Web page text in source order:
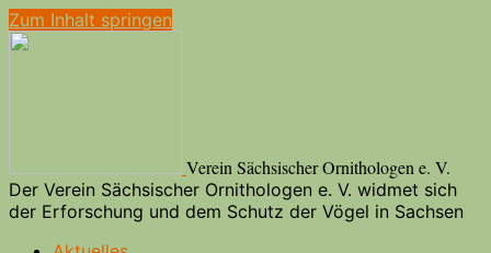
Zum Inhalt springen
Verein Sächsischer Ornithologen e. V.
Der Verein Sächsischer Ornithologen e. V. widmet sich
der Erforschung und dem Schutz der Vögel in Sachsen